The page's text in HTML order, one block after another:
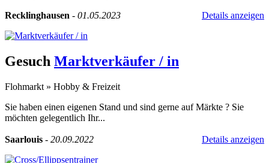
Recklinghausen - 01.05.2023 Details anzeigen
Gesuch Marktverkäufer / in
Flohmarkt » Hobby & Freizeit
Sie haben einen eigenen Stand und sind gerne auf Märkte ? Sie
möchten gelegentlich Ihr...
Saarlouis - 20.09.2022 Details anzeigen